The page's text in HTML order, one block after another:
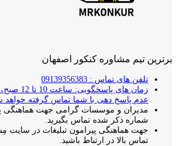
برترین تیم مشاوره کنکور اصفهان
تلفن های تماس : 09139356383
عدم پاسخ دهی با شما تماس گرفته خواهد
مدیران و موسسات گرامی جهت هماهنگی
شماره ذکر شده تماس بگیرید.
جهت هماهنگی پیرامون تبلیغات در سایت
تماس بالا در ارتباط باشید.